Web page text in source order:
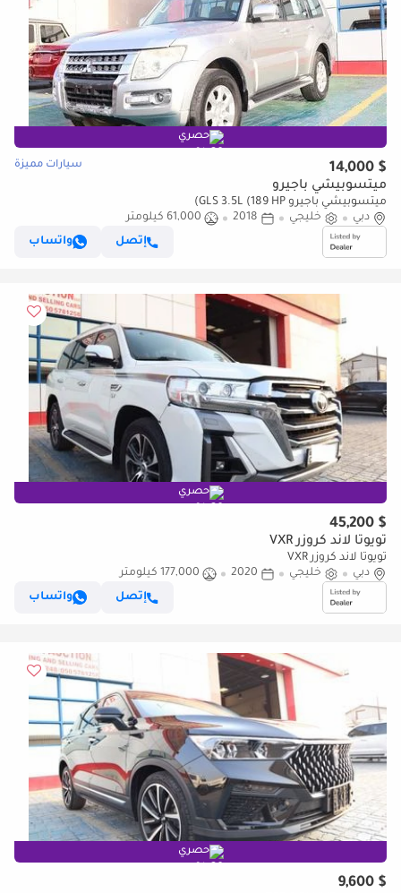
حصري
$ 14,000 سيارات مميزة
ميتسوبيشي باجيرو
ميتسوبيشي باجيرو GLS 3.5L (189 HP)
دبي
خليجي 2018
61,000 كيلومتر
إتصل
واتساب
حصري
$ 45,200
تويوتا لاند كروزر VXR
تويوتا لاند كروزر VXR
دبي
خليجي 2020
177,000 كيلومتر
إتصل
واتساب
حصري
$ 9,600